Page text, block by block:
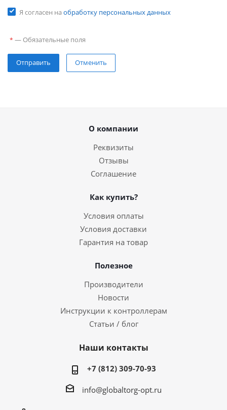
Я согласен на обработку персональных данных
* — Обязательные поля
Отправить Отменить
О компании
Реквизиты
Отзывы
Соглашение
Как купить?
Условия оплаты
Условия доставки
Гарантия на товар
Полезное
Производители
Новости
Инструкции к контроллерам
Статьи / блог
Наши контакты
+7 (812) 309-70-93
info@globaltorg-opt.ru